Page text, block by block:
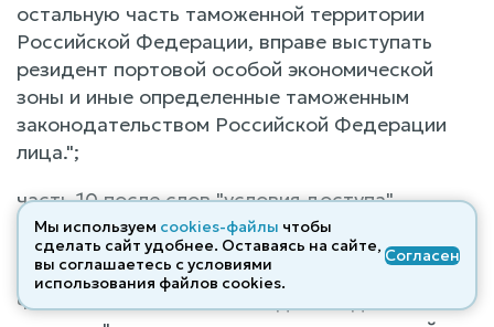
остальную часть таможенной территории
Российской Федерации, вправе выступать
резидент портовой особой экономической
зоны и иные определенные таможенным
законодательством Российской Федерации
лица.";
часть 10 после слов "условия доступа"
дополнить словами "лиц, товаров и
транспортных средств";
часть 11 после слова "Резиденты" дополнить
Мы используем cookies-файлы чтобы
сделать сайт удобнее. Оставаясь на сайте,
вы соглашаетесь с условиями
использования файлов cооkies.
Согласен